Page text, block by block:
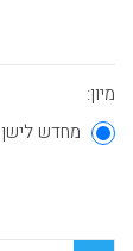
מיון:
מחדש לישן